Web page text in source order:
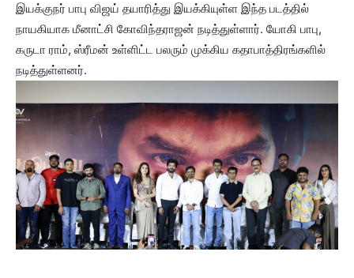
இயக்குநர் பாபு விஜய் தயாரித்து இயக்கியுள்ள இந்த படத்தில்
நாயகியாக மீனாட்சி கோவிந்தராஜன் நடித்துள்ளார். யோகி பாபு,
கருடா ராம், ஸ்ரீமன் உள்ளிட்ட பலரும் முக்கிய கதாபாத்திரங்களில்
நடித்துள்ளனர்.